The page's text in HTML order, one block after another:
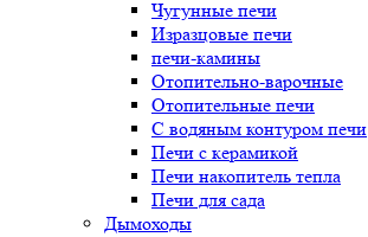
Чугунные печи
Изразцовые печи
печи-камины
Отопительно-варочные
Отопительные печи
С водяным контуром печи
Печи с керамикой
Печи накопитель тепла
Печи для сада
Дымоходы